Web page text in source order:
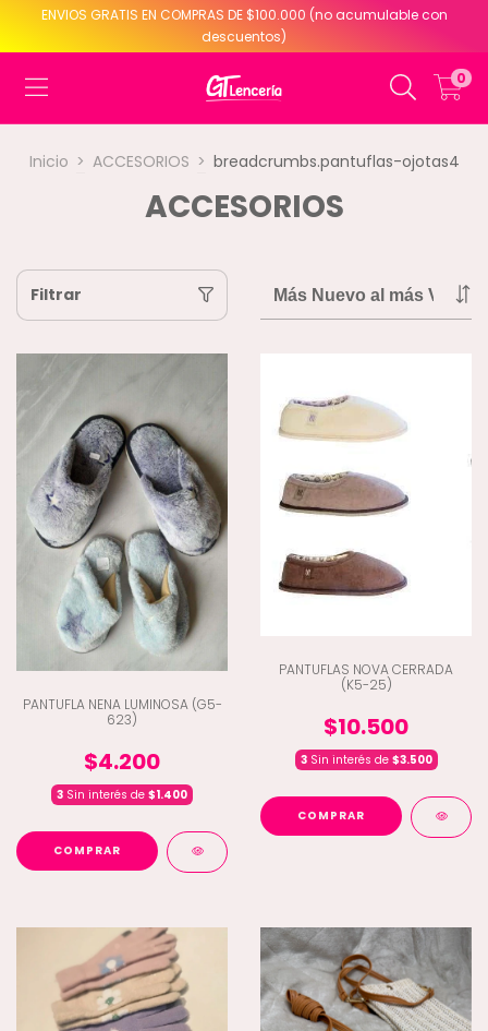
ENVIOS GRATIS EN COMPRAS DE $100.000 (no acumulable con
descuentos)
0
Inicio > ACCESORIOS > breadcrumbs.pantuflas-ojotas4
ACCESORIOS
Filtrar
PANTUFLA NENA LUMINOSA (G5-
623)
$4.200
3 Sin interés de $1.400
COMPRAR
PANTUFLAS NOVA CERRADA
(K5-25)
$10.500
3Sin interés de $3.500
COMPRAR